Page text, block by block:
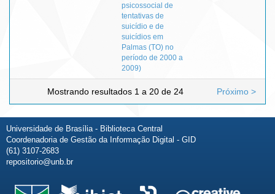
psicossocial de
tentativas de
suicídio e de
suicídios em
Palmas (TO) no
período de 2000 a
2009)
Mostrando resultados 1 a 20 de 24 Próximo >
Universidade de Brasília - Biblioteca Central
Coordenadoria de Gestão da Informação Digital - GID
(61) 3107-2683
repositorio@unb.br